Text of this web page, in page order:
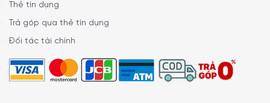
Thẻ tín dụng
Trả góp qua thẻ tín dụng
Đối tác tài chính